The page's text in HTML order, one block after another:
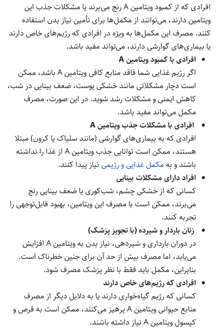
افرادی که از کمبود ویتامین A رنج می‌برند یا مشکلات جذب این
ویتامین دارند، می‌توانند از مکمل‌ها برای تأمین نیاز بدن استفاده
کنند. مصرف این مکمل‌ها به ویژه در افرادی که رژیم‌های خاص دارند
یا بیماری‌های گوارشی دارند، می‌تواند مفید باشد.
افرادی با کمبود ویتامین A
اگر رژیم غذایی شما فاقد منابع کافی ویتامین A باشد، ممکن
است دچار مشکلاتی مانند خشکی پوست، ضعف بینایی در شب،
کاهش ایمنی و مشکلات رشد شوید. در این صورت، مصرف
مکمل می‌تواند مفید باشد.
افرادی با مشکلات جذب ویتامین A
افرادی که به بیماری‌های گوارشی (مانند سلیاک یا کرون) مبتلا
هستند، ممکن است توانایی جذب ویتامین A از غذا را نداشته
باشند و به مکمل غذایی و رژیمی نیاز پیدا کنند.
افراد دارای مشکلات بینایی
کسانی که از خشکی چشم، شب‌کوری یا ضعف بینایی رنج
می‌برند، ممکن است با مصرف این ویتامین، بهبود قابل‌توجهی را
تجربه کنند.
زنان باردار و شیرده (با تجویز پزشک)
در دوران بارداری و شیردهی، نیاز بدن به ویتامین A افزایش
می‌یابد، اما مصرف بیش از حد آن برای جنین خطرناک است.
بنابراین، مکمل باید فقط با نظر پزشک مصرف شود.
افرادی که رژیم‌های خاص دارند
کسانی که رژیم گیاه‌خواری دارند یا به دلایل دیگر از مصرف
منابع حیوانی ویتامین A پرهیز می‌کنند، ممکن است به قرص و
کپسول ویتامین A نیاز داشته باشند.